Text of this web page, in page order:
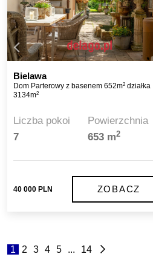
Bielawa
Dom Parterowy z basenem 652m2 działka
3134m2
Liczba pokoi
7
Powierzchnia
653 m2
40 000 PLN ZOBACZ
1 2 3 4 5 ... 14